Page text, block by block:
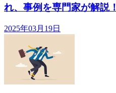
れ、事例を専門家が解説！
2025年03月19日